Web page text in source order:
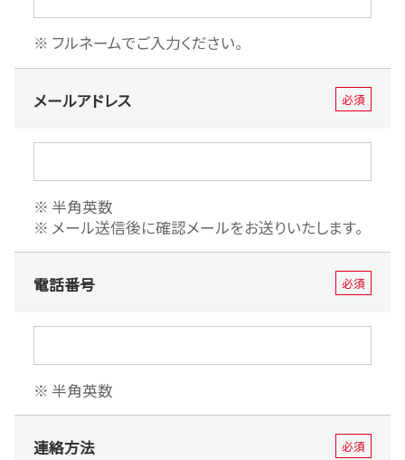
フルネームでご入力ください。
メールアドレス 必須
半角英数
メール送信後に確認メールをお送りいたします。
電話番号 必須
半角英数
連絡方法 必須